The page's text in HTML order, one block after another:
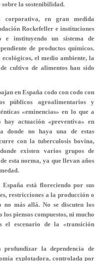
sobre la sostenibilidad.
corporativa, en gran medida
Rockefeller e instituciones
e instituyendo un sistema de
de productos químicos.
el medio ambiente, la
cultivo de alimentos han sido
en España codo con codo con
públicos agroalimentarios y
«eminencias» en lo que a
actuación «preventiva» en
donde no haya una de estas
con la tuberculosis bovina,
existen varios grupos de
esta norma, ya que llevan años
está floreciendo por sus
restricciones a la producción o
no más allá. No se discuten los
piensos compuestos, ni mucho
escenario de la «transición
la dependencia de
explotadora, controlada por